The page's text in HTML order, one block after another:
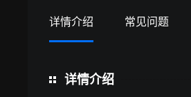
详情介绍 常见问题
详情介绍